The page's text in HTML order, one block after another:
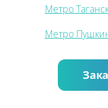
Метро
Метро